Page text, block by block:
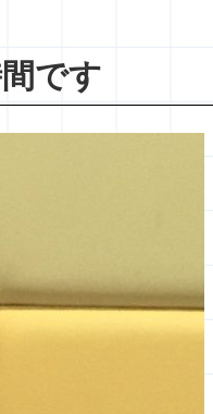
です